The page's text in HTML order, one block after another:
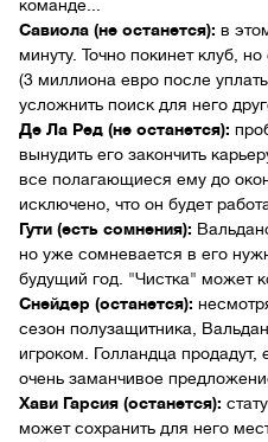
команде...
Савиола (не останется): в
минуту. Точно покинет клуб,
(3 миллиона евро после
усложнить поиск для него
Де Ла Ред (не останется):
вынудить его закончить
все полагающиеся ему до
исключено, что он будет
Гути (есть сомнения):
но уже сомневается в его
будущий год. "Чистка" может
Снейдер (останется):
сезон полузащитника,
игроком. Голландца продадут,
очень заманчивое
Хави Гарсия (останется):
может сохранить для него